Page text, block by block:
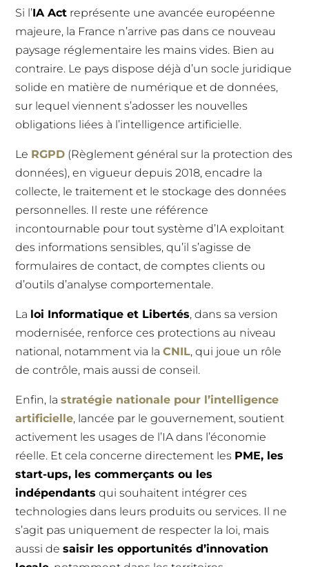
Si l’IA Act représente une avancée européenne
majeure, la France n’arrive pas dans ce nouveau
paysage réglementaire les mains vides. Bien au
contraire. Le pays dispose déjà d’un socle juridique
solide en matière de numérique et de données,
sur lequel viennent s’adosser les nouvelles
obligations liées à l’intelligence artificielle.
Le RGPD (Règlement général sur la protection des
données), en vigueur depuis 2018, encadre la
collecte, le traitement et le stockage des données
personnelles. Il reste une référence
incontournable pour tout système d’IA exploitant
des informations sensibles, qu’il s’agisse de
formulaires de contact, de comptes clients ou
d’outils d’analyse comportementale.
La loi Informatique et Libertés, dans sa version
modernisée, renforce ces protections au niveau
national, notamment via laCNIL, qui joue un rôle
de contrôle, mais aussi de conseil.
Enfin, lastratégie nationale pour l’intelligence
artificielle, lancée par le gouvernement, soutient
activement les usages de l’IA dans l’économie
réelle. Et cela concerne directement les PME, les
start-ups, les commerçants ou les
indépendants qui souhaitent intégrer ces
technologies dans leurs produits ou services. Il ne
s’agit pas uniquement de respecter la loi, mais
aussi desaisir les opportunités d’innovation